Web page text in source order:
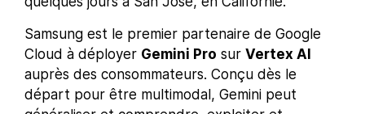
Samsung est le premier partenaire de Google
Cloud à déployer Gemini Pro sur Vertex AI
auprès des consommateurs. Conçu dès le
départ pour être multimodal, Gemini peut